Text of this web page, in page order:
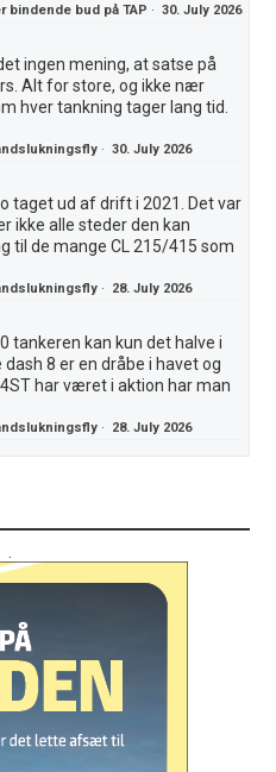
bindende bud på TAP ·30. July 2026
ingen mening, at satse på
Alt for store, og ikke nær
hver tankning tager lang tid.
·30. July 2026
taget ud af drift i 2021. Det var
ikke alle steder den kan
til de mange CL 215/415 som
· 28. July 2026
tankeren kan kun det halve i
8 er en dråbe i havet og
har været i aktion har man
· 28. July 2026